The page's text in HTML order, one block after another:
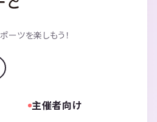
ーツを楽しもう！
主催者向け